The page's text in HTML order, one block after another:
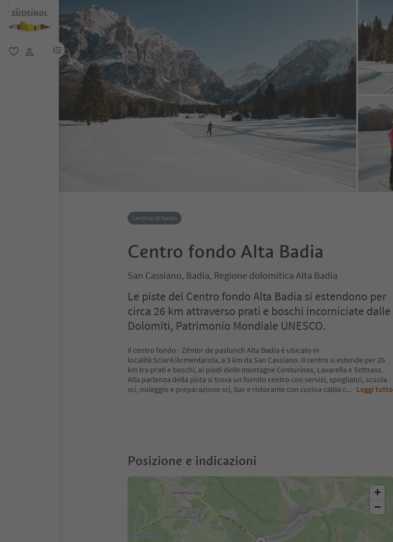
menu link
Centri sci di fondo
Centro fondo Alta Badia
San Cassiano, Badia, Regione dolomitica Alta Badia
Le piste del Centro fondo Alta Badia si estendono per
circa 26 km attraverso prati e boschi incorniciate dalle
Dolomiti, Patrimonio Mondiale UNESCO.
Il centro fondo - Zënter de paslunch Alta Badia è ubicato in
località Sciaré/Armentarola, a 3 km da San Cassiano. Il centro si estende per 26
km tra prati e boschi, ai piedi delle montagne Conturines, Lavarella e Settsass.
Alla partenza della pista si trova un fornito centro con servizi, spogliatoi, scuola
sci, noleggio e preparazione sci, bar e ristorante con cucina calda c... Leggi tutto
Posizione e indicazioni
+
−